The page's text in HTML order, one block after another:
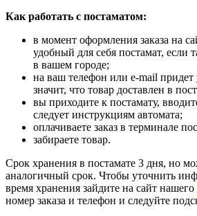
Как работать с постаматом:
в момент оформления заказа на
удобный для себя постамат, если
в вашем городе;
на ваш телефон или e-mail
значит, что товар доставлен в
вы приходите к постамату,
следует инструкциям автомата;
оплачиваете заказ в терминале
забираете товар.
Срок хранения в постамате 3 дня, но
аналогичный срок. Чтобы уточнить
время хранения зайдите на сайт нашего
номер заказа и телефон и следуйте